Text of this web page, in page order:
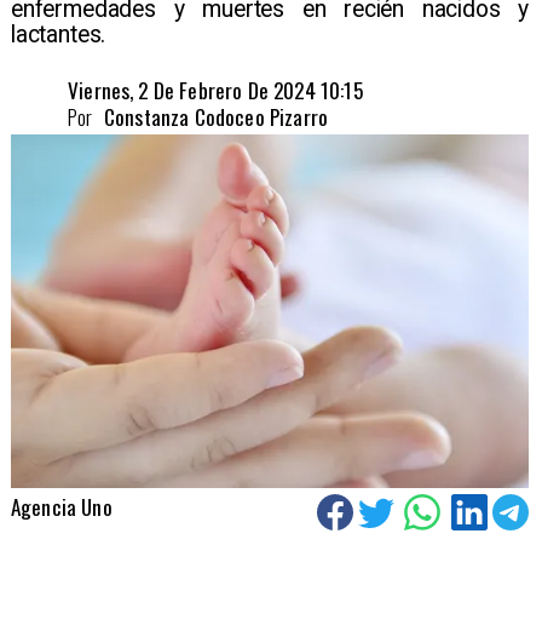
enfermedades y muertes en recién nacidos y
lactantes.
Viernes, 2 De Febrero De 2024 10:15
Constanza Codoceo Pizarro
Por
Agencia Uno